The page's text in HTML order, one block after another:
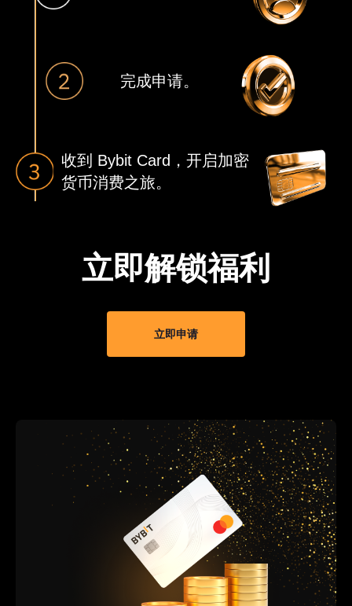
完成申请。
收到 Bybit Card，开启加密
货币消费之旅。
立即解锁福利
立即申请